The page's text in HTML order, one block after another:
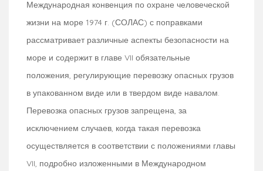
Международная конвенция по охране человеческой
жизни на море 1974 г. (СОЛАС) с поправками
рассматривает различные аспекты безопасности на
море и содержит в главе VII обязательные
положения, регулирующие перевозку опасных грузов
в упакованном виде или в твердом виде навалом.
Перевозка опасных грузов запрещена, за
исключением случаев, когда такая перевозка
осуществляется в соответствии с положениями главы
VII, подробно изложенными в Международном